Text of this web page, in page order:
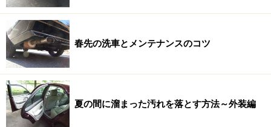
春先の洗車とメンテナンスのコツ
夏の間に溜まった汚れを落とす方法～外装編